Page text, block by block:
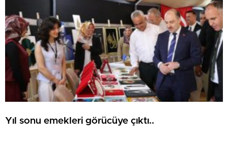
Yıl sonu emekleri görücüye çıktı..